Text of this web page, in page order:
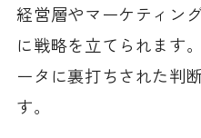
経営層やマーケティン
に戦略を立てられます
ータに裏打ちされた判
す。